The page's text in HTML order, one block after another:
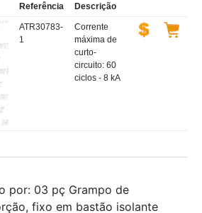
Referência Descrição
ATR30783-
1
Corrente
máxima de
curto-
circuito: 60
ciclos - 8 kA
por: 03 pç Grampo de
fixo em bastão isolante